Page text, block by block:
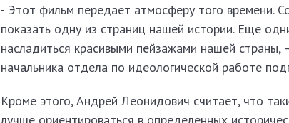
- Этот фильм передает атмосферу того времени.
показать одну из страниц нашей истории. Еще
насладиться красивыми пейзажами нашей страны,
начальника отдела по идеологической работе
Кроме этого, Андрей Леонидович считает, что
лучше ориентироваться в определенных